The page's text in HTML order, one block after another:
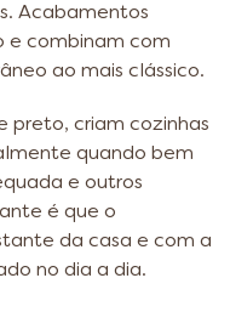
Acabamentos
e combinam com
ao mais clássico.
preto, criam cozinhas
quando bem
e outros
é que o
da casa e com a
no dia a dia.